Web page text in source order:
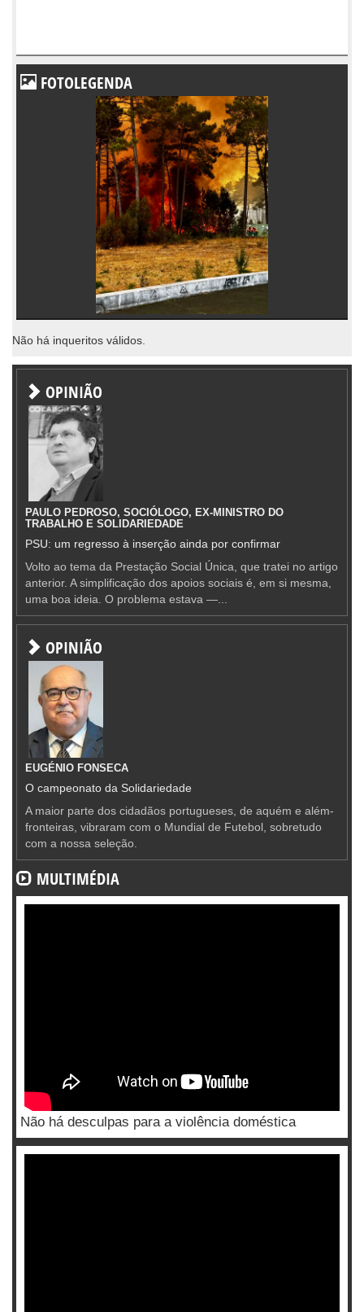
FOTOLEGENDA
Não há inqueritos válidos.
OPINIÃO
PAULO PEDROSO, SOCIÓLOGO, EX-MINISTRO DO
TRABALHO E SOLIDARIEDADE
PSU: um regresso à inserção ainda por confirmar
Volto ao tema da Prestação Social Única, que tratei no artigo
anterior. A simplificação dos apoios sociais é, em si mesma,
uma boa ideia. O problema estava —...
OPINIÃO
EUGÉNIO FONSECA
O campeonato da Solidariedade
A maior parte dos cidadãos portugueses, de aquém e além-
fronteiras, vibraram com o Mundial de Futebol, sobretudo
com a nossa seleção.
MULTIMÉDIA
Não há desculpas para a violência doméstica